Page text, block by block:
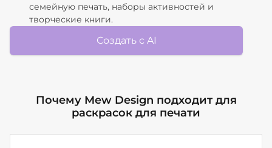
семейную печать, наборы активностей и
творческие книги.
Создать с AI
Почему Mew Design подходит для
раскрасок для печати